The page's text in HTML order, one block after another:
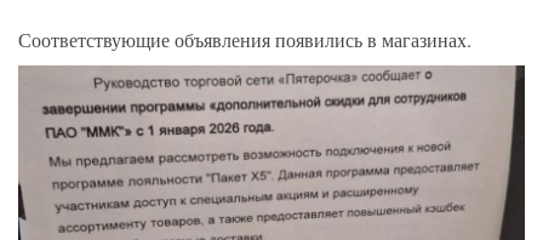
Соответствующие объявления появились в магазинах.